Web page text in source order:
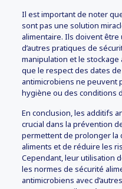
Il est important de noter
sont pas une solution
alimentaire. Ils doivent
d’autres pratiques de
manipulation et le
que le respect des dates
antimicrobiens ne peuvent
hygiène ou des conditions
En conclusion, les additifs
crucial dans la prévention
permettent de prolonger la
aliments et de réduire les
Cependant, leur utilisation
les normes de sécurité
antimicrobiens avec